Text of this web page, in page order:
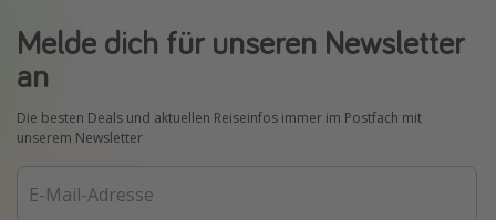
Melde dich für unseren Newsletter
an
Die besten Deals und aktuellen Reiseinfos immer im Postfach mit
unserem Newsletter